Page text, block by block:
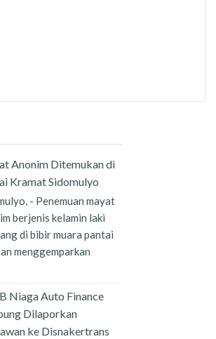
Anonim Ditemukan di
Kramat Sidomulyo
- Penemuan mayat
berjenis kelamin laki
di bibir muara pantai
menggemparkan
Niaga Auto Finance
Dilaporkan
ke Disnakertrans